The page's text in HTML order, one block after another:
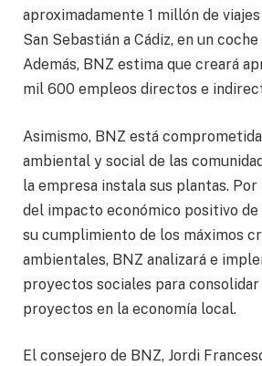
aproximadamente 1 millón de
San Sebastián a Cádiz, en un
Además, BNZ estima que creará
mil 600 empleos directos e
Asimismo, BNZ está
ambiental y social de las
la empresa instala sus plantas. Por
del impacto económico positivo
su cumplimiento de los máximos
ambientales, BNZ analizará e
proyectos sociales para consolidar
proyectos en la economía local.
El consejero de BNZ, Jordi